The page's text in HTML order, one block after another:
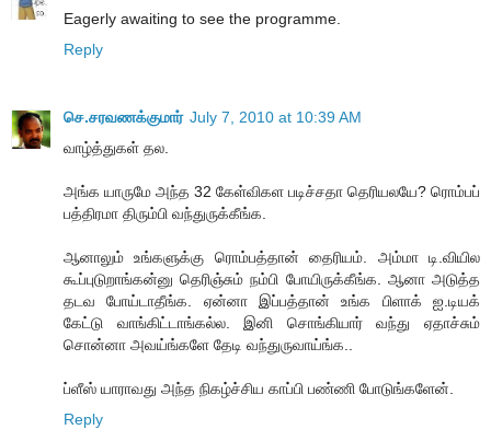
Eagerly awaiting to see the programme.
Reply
செ.சரவணக்குமார் July 7, 2010 at 10:39 AM
வாழ்த்துகள் தல.
அங்க யாருமே அந்த 32 கேள்விகள படிச்சதா தெரியலயே? ரொம்பப்
பத்திரமா திரும்பி வந்துருக்கீங்க.
ஆனாலும் உங்களுக்கு ரொம்பத்தான் தைரியம். அம்மா டி.வியில
கூப்புடுறாங்கன்னு தெரிஞ்சும் நம்பி போயிருக்கீங்க. ஆனா அடுத்த
தடவ போய்டாதீங்க. ஏன்னா இப்பத்தான் உங்க பிளாக் ஐ.டியக்
கேட்டு வாங்கிட்டாங்கல்ல. இனி சொங்கியார் வந்து ஏதாச்சும்
சொன்னா அவய்ங்களே தேடி வந்துருவாய்ங்க..
ப்ளீஸ் யாராவது அந்த நிகழ்ச்சிய காப்பி பண்ணி போடுங்களேன்.
Reply